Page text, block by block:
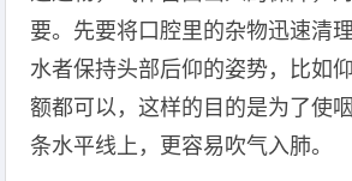
要。先要将口腔里的杂物迅速清
水者保持头部后仰的姿势，比如
额都可以，这样的目的是为了使
条水平线上，更容易吹气入肺。